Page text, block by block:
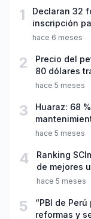
1
Declaran 32
inscripción
hace 6 meses
2
Precio del
80 dólares
hace 5 meses
3
Huaraz: 68
año escolar
hace 5 meses
4
Ranking
de mejores
hace 5 meses
5
“PBI de
reformas y